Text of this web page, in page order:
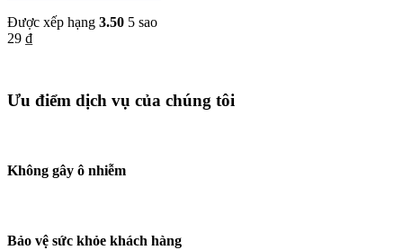
Được xếp hạng 3.50 5 sao
29 ₫
Ưu điểm dịch vụ của chúng tôi
Không gây ô nhiễm
Bảo vệ sức khỏe khách hàng